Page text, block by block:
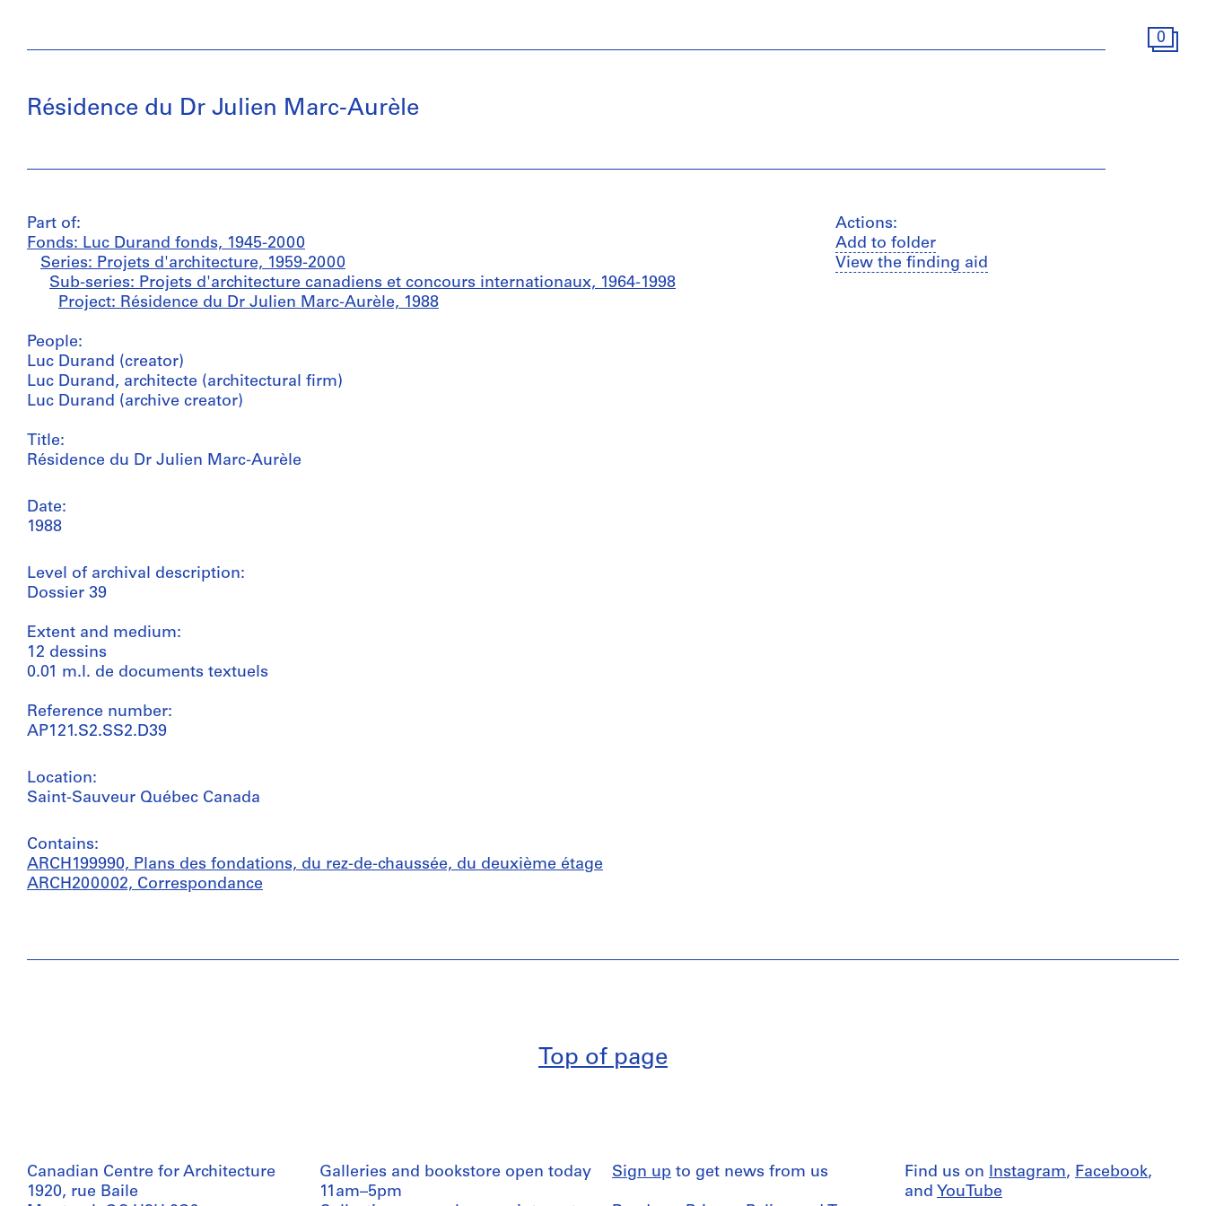
0
Résidence du Dr Julien Marc-Aurèle
Part of:
Fonds: Luc Durand fonds, 1945-2000
Series: Projets d'architecture, 1959-2000
Sub-series: Projets d'architecture canadiens et concours internationaux, 1964-1998
Project: Résidence du Dr Julien Marc-Aurèle, 1988
People:
Luc Durand (creator)
Luc Durand, architecte (architectural firm)
Luc Durand (archive creator)
Title:
Résidence du Dr Julien Marc-Aurèle
Date:
1988
Level of archival description:
Dossier 39
Extent and medium:
12 dessins
0.01 m.l. de documents textuels
Reference number:
AP121.S2.SS2.D39
Location:
Saint-Sauveur Québec Canada
Contains:
ARCH199990, Plans des fondations, du rez-de-chaussée, du deuxième étage
ARCH200002, Correspondance
Actions:
Add to folder
View the finding aid
Top of page
Canadian Centre for Architecture
1920, rue Baile
Galleries and bookstore open today
11am–5pm
Sign up to get news from us Find us on Instagram, Facebook,
and YouTube